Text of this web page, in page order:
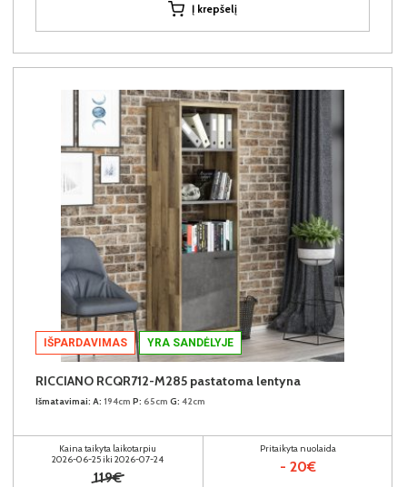
Į krepšelį
IŠPARDAVIMAS YRA SANDĖLYJE
RICCIANO RCQR712-M285 pastatoma lentyna
Išmatavimai: A: 194cm P: 65cm G: 42cm
Kaina taikyta laikotarpiu
2026-06-25 iki 2026-07-24
119€
Pritaikyta nuolaida
- 20€